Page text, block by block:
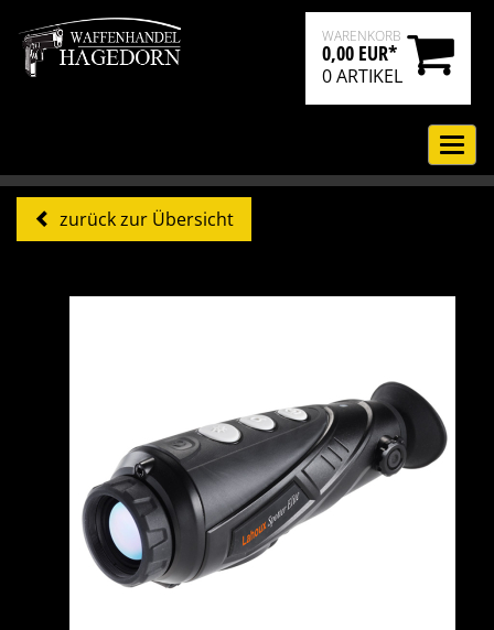
WARENKORB
0,00 EUR*
0ARTIKEL
ein-/
zurück zur Übersicht